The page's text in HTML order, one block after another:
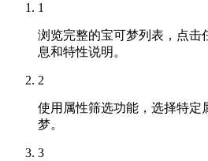
1
浏览完整的宝可梦列表，点击
息和特性说明。
2
使用属性筛选功能，选择特定
梦。
3